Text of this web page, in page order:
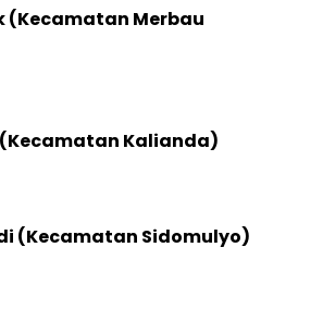
(Kecamatan Merbau
(Kecamatan Kalianda)
(Kecamatan Sidomulyo)